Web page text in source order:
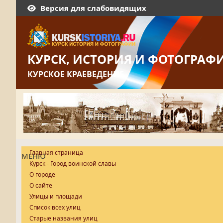
Версия для слабовидящих
КУРСК, ИСТОРИЯ И
КУРСКОЕ КРАЕВЕДЕНИЕ
МЕНЮ
Главная страница
Курск - Город воинской славы
О городе
О сайте
Улицы и площади
Список всех улиц
Старые названия улиц